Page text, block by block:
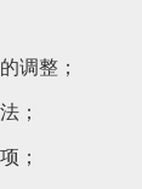
调整；
；
；